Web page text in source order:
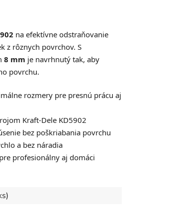
na efektívne odstraňovanie
z rôznych povrchov. S
8 mm je navrhnutý tak, aby
povrchu.
rozmery pre presnú prácu aj
Kraft-Dele KD5902
bez poškriabania povrchu
a bez náradia
profesionálny aj domáci